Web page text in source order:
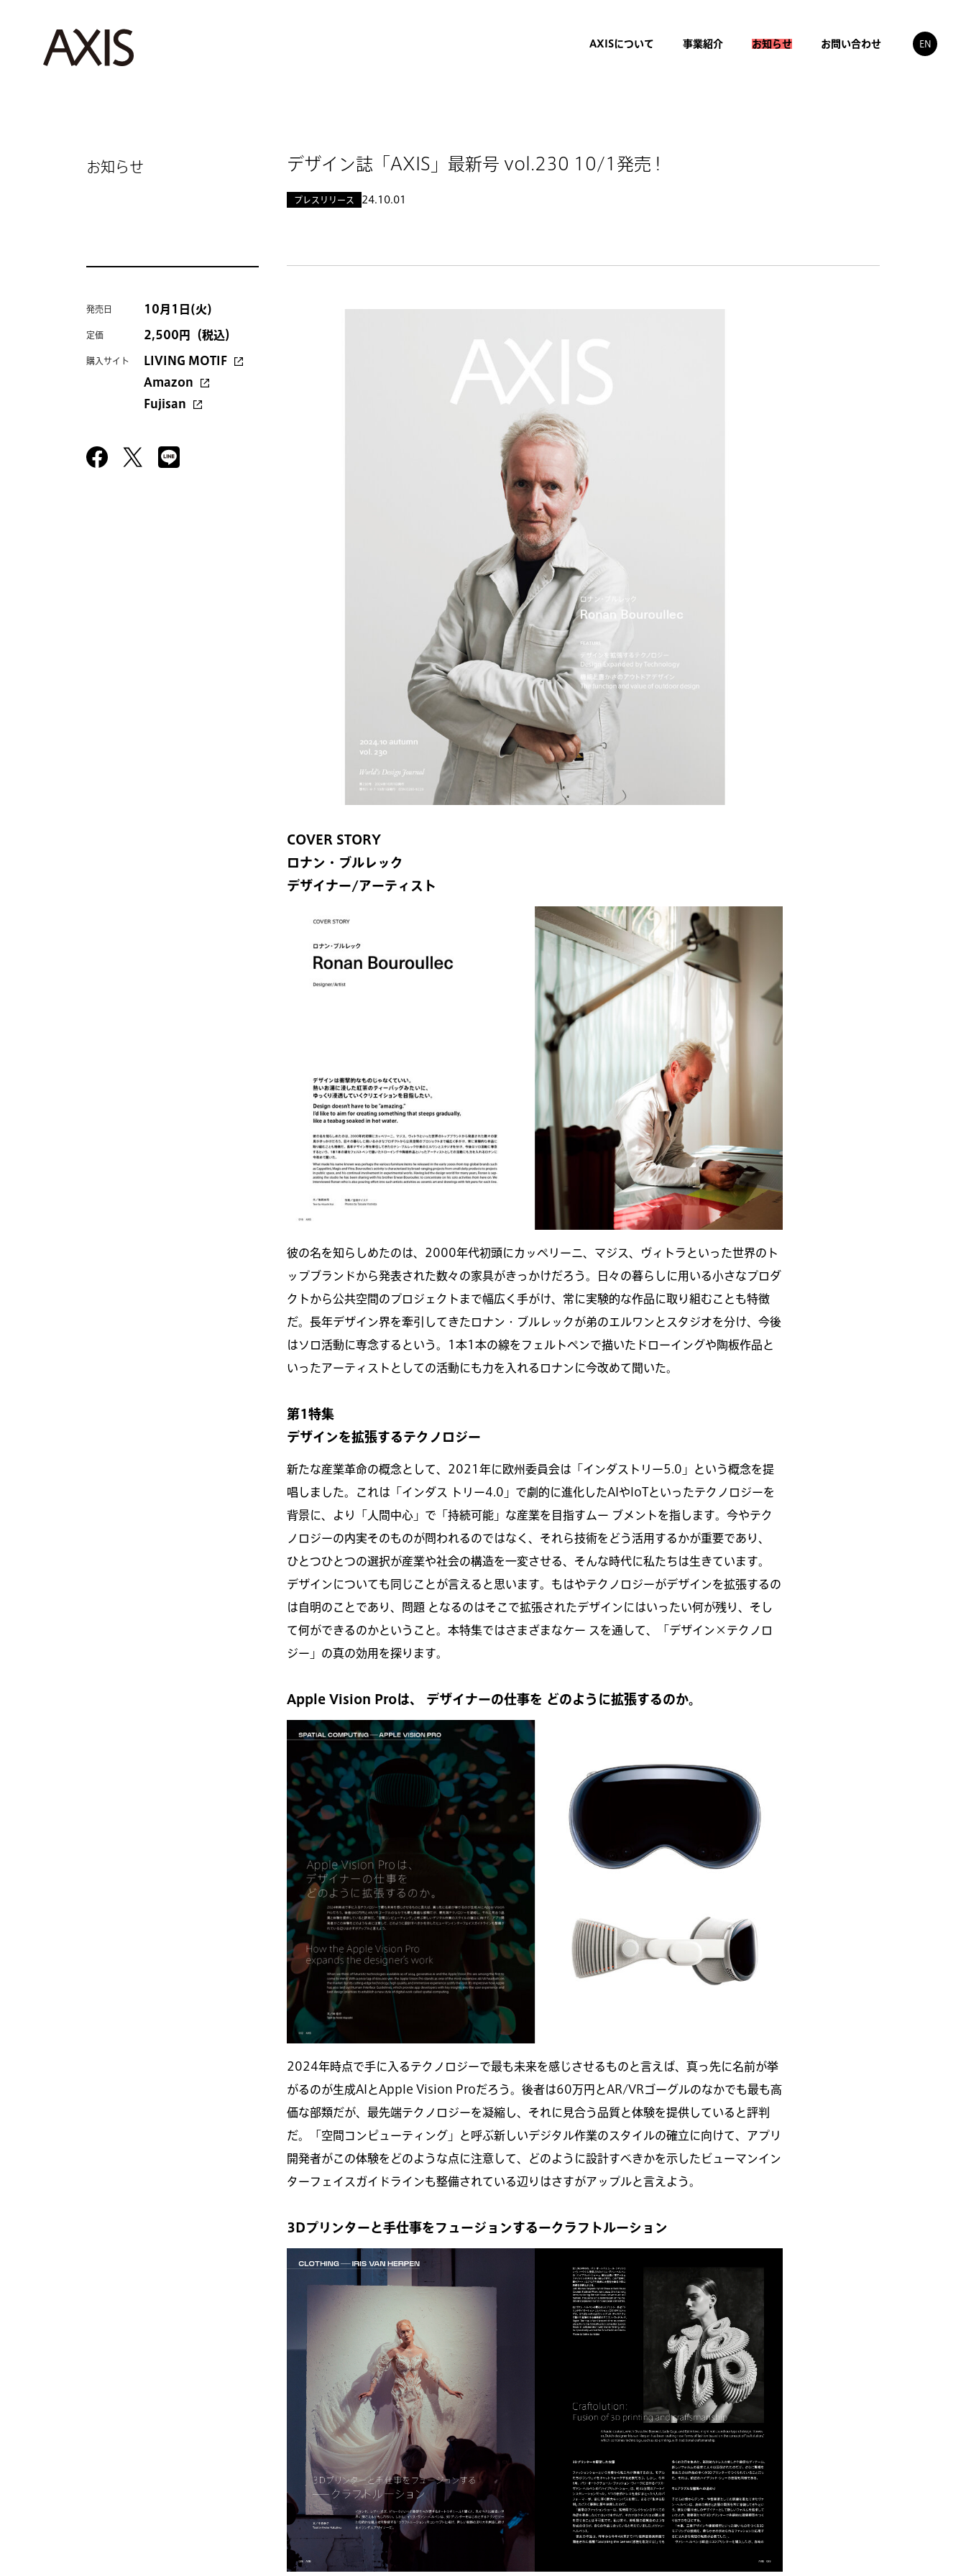
AXISについて 事業紹介 お知らせ お問い合わせ EN
お知らせ
発売日 10月1日(火)
定価 2,500円（税込）
購入サイト
LIVING MOTIF
Amazon
Fujisan
デザイン誌「AXIS」最新号 vol.230 10/1発売 !
プレスリリース 24.10.01
COVER STORY
ロナン・ブルレック
デザイナー/アーティスト
彼の名を知らしめたのは、2000年代初頭にカッペリーニ、マジス、ヴィトラといった世界のト
ップブランドから発表された数々の家具がきっかけだろう。日々の暮らしに用いる小さなプロダ
クトから公共空間のプロジェクトまで幅広く手がけ、常に実験的な作品に取り組むことも特徴
だ。長年デザイン界を牽引してきたロナン・ブルレックが弟のエルワンとスタジオを分け、今後
はソロ活動に専念するという。1本1本の線をフェルトペンで描いたドローイングや陶板作品と
いったアーティストとしての活動にも力を入れるロナンに今改めて聞いた。
第1特集
デザインを拡張するテクノロジー
新たな産業革命の概念として、2021年に欧州委員会は「インダストリー5.0」という概念を提
唱しました。これは「インダス トリー4.0」で劇的に進化したAIやloTといったテクノロジーを
背景に、より「人間中心」で「持続可能」な産業を目指すムー ブメントを指します。今やテク
ノロジーの内実そのものが問われるのではなく、それら技術をどう活用するかが重要であり、
ひとつひとつの選択が産業や社会の構造を一変させる、そんな時代に私たちは生きています。
デザインについても同じことが言えると思います。もはやテクノロジーがデザインを拡張するの
は自明のことであり、問題 となるのはそこで拡張されたデザインにはいったい何が残り、そし
て何ができるのかということ。本特集ではさまざまなケー スを通して、「デザイン×テクノロ
ジー」の真の効用を探ります。
Apple Vision Proは、 デザイナーの仕事を どのように拡張するのか。
2024年時点で手に入るテクノロジーで最も未来を感じさせるものと言えば、真っ先に名前が挙
がるのが生成AIとApple Vision Proだろう。後者は60万円とAR/VRゴーグルのなかでも最も高
価な部類だが、最先端テクノロジーを凝縮し、それに見合う品質と体験を提供していると評判
だ。「空間コンピューティング」と呼ぶ新しいデジタル作業のスタイルの確立に向けて、アプリ
開発者がこの体験をどのような点に注意して、どのように設計すべきかを示したビューマンイン
ターフェイスガイドラインも整備されている辺りはさすがアップルと言えよう。
3Dプリンターと手仕事をフュージョンするークラフトルーション